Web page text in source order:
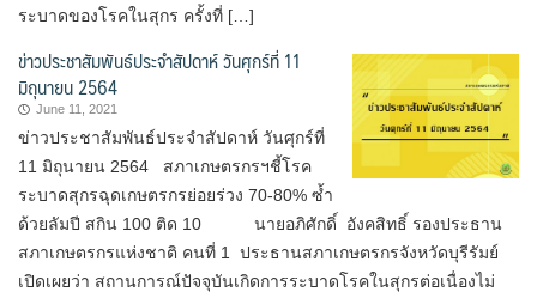
ระบาดของโรคในสุกร ครั้งที่ […]
ข่าวประชาสัมพันธ์ประจำสัปดาห์ วันศุกร์ที่ 11
มิถุนายน 2564
June 11, 2021
ข่าวประชาสัมพันธ์ประจำสัปดาห์ วันศุกร์ที่
11 มิถุนายน 2564 สภาเกษตรกรฯชี้โรค
ระบาดสุกรฉุดเกษตรกรย่อยร่วง 70-80% ซ้ำ
ด้วยลัมปี สกิน 100 ติด 10 นายอภิศักดิ์ อังคสิทธิ์ รองประธาน
สภาเกษตรกรแห่งชาติ คนที่ 1 ประธานสภาเกษตรกรจังหวัดบุรีรัมย์
เปิดเผยว่า สถานการณ์ปัจจุบันเกิดการระบาดโรคในสุกรต่อเนื่องไม่